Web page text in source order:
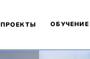
ПРОЕКТЫ ОБУЧЕНИЕ